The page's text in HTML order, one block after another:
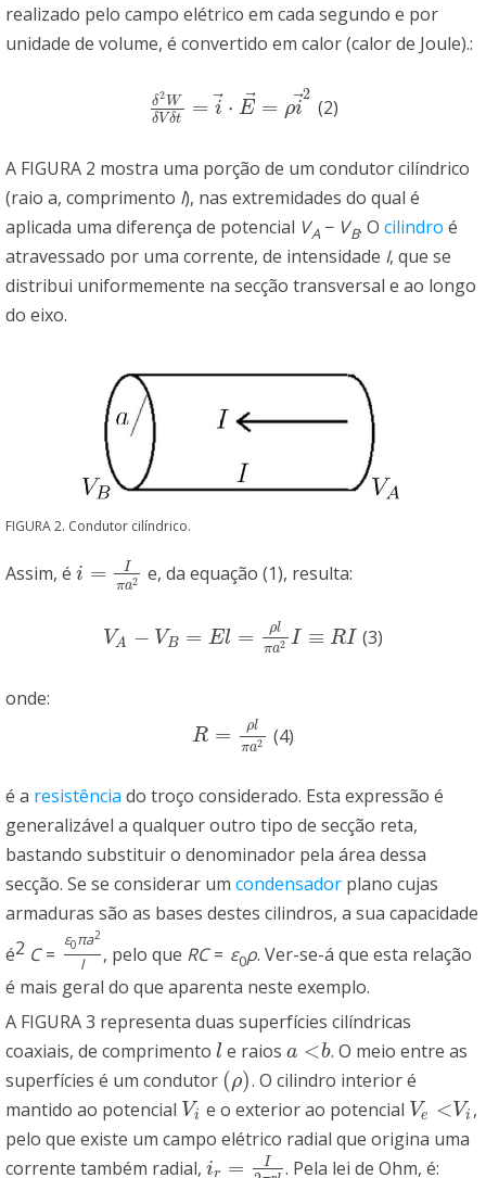
realizado pelo campo elétrico em cada segundo e por
unidade de volume, é convertido em calor (calor de Joule).:
δ2W
δVδt = i ⃗⋅ E⃗ = ρi⃗
2
δ2W δVδt = → E→=ρ →2
(2)
A FIGURA 2 mostra uma porção de um condutor cilíndrico
(raio a, comprimento l), nas extremidades do qual é
aplicada uma diferença de potencial VA − VB. Ocilindro é
atravessado por uma corrente, de intensidade I, que se
distribui uniformemente na secção transversal e ao longo
do eixo.
FIGURA 2. Condutor cilíndrico.
Assim, é i =
I
πa2
i= Iπ a2 e, da equação (1), resulta:
VA − VB = El = ρl
πa2 I ≡ RI
VA− VB=El =ρ πa2 I≡R I (3)
onde:
R = ρl
πa2
R= ρlπ a2 (4)
é a resistência do troço considerado. Esta expressão é
generalizável a qualquer outro tipo de secção reta,
bastando substituir o denominador pela área dessa
secção. Se se considerar um condensador plano cujas
armaduras são as bases destes cilindros, a sua capacidade
é2 C =
ε0πa2
l , pelo que RC = ε0ρ. Ver-se-á que esta relação
é mais geral do que aparenta neste exemplo.
A FIGURA 3 representa duas superfícies cilíndricas
coaxiais, de comprimento l
l e raiosa <
a< b
b. O meio entre as
superfícies é um condutor (ρ)
(ρ) . O cilindro interior é
mantido ao potencial Vi
Vi e o exterior ao potencial Ve <
Ve < Vi
Vi ,
pelo que existe um campo elétrico radial que origina uma
corrente também radial, ir = I
ir= I2 πrl . Pela lei de Ohm, é: